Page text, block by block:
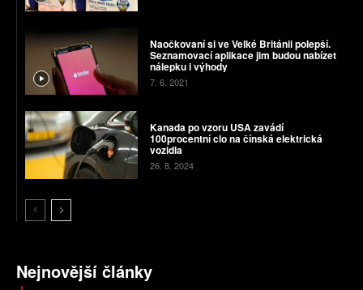
Naočkovaní si ve Velké Británii polepší.
Seznamovací aplikace jim budou nabízet
nálepku i výhody
7. 6. 2021
Kanada po vzoru USA zavádí
100procentní clo na čínská elektrická
vozidla
26. 8. 2024
Nejnovější články